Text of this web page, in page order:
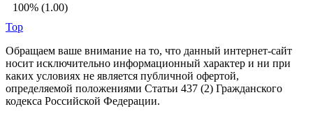
100% (1.00)
Top
Обращаем ваше внимание на то, что данный интернет-сайт
носит исключительно информационный характер и ни при
каких условиях не является публичной офертой,
определяемой положениями Статьи 437 (2) Гражданского
кодекса Российской Федерации.